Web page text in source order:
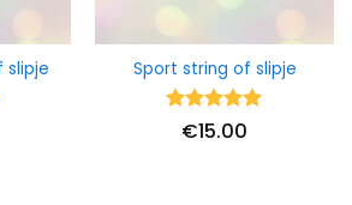
slipje Sport string of slipje
Waardering
€15.00